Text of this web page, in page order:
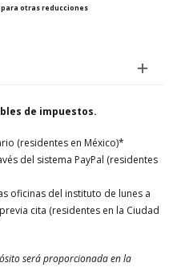
otras reducciones
de impuestos.
(residentes en México)*
del sistema PayPal (residentes
oficinas del instituto de lunes a
cita (residentes en la Ciudad
será proporcionada en la